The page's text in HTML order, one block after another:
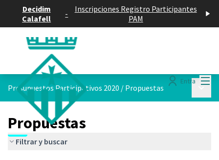
Decidim
Calafell
-
Inscripciones Registro Participantes
PAM
Entra
Presupuestos Participativos 2020 / Propuestas
Propuestas
Filtrar y buscar